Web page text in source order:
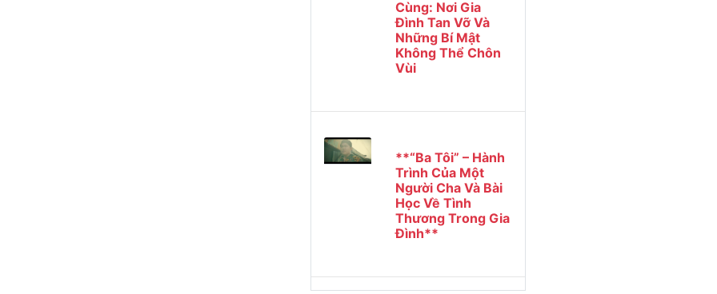
Cùng: Nơi Gia
Đình Tan Vỡ Và
Những Bí Mật
Không Thể Chôn
Vùi
**“Ba Tôi” – Hành
Trình Của Một
Người Cha Và Bài
Học Về Tình
Thương Trong Gia
Đình**